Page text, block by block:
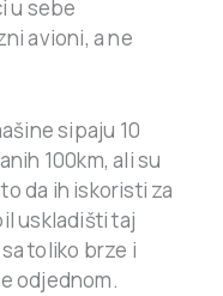
u sebe
avioni, a ne
sipaju 10
100km, ali su
da ih iskoristi za
uskladišti taj
toliko brze i
odjednom.